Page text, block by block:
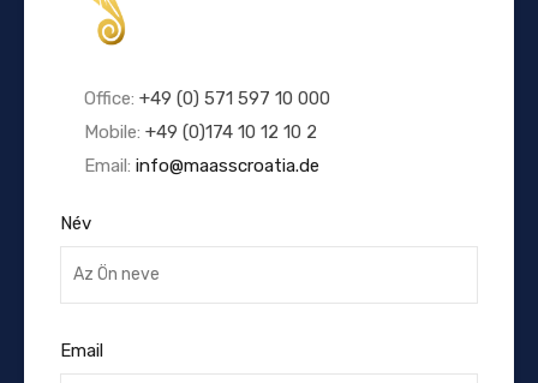
Office: +49 (0) 571 597 10 000
Mobile: +49 (0)174 10 12 10 2
Email: info@maasscroatia.de
Név
Email